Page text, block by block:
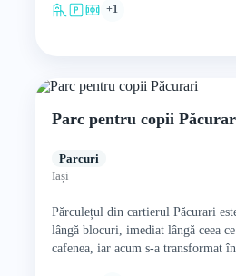
+1
Parc pentru copii
Parcuri
Iași
Părculețul din cartierul Păcurari
lângă blocuri, imediat lângă ceea
cafenea, iar acum s-a transformat